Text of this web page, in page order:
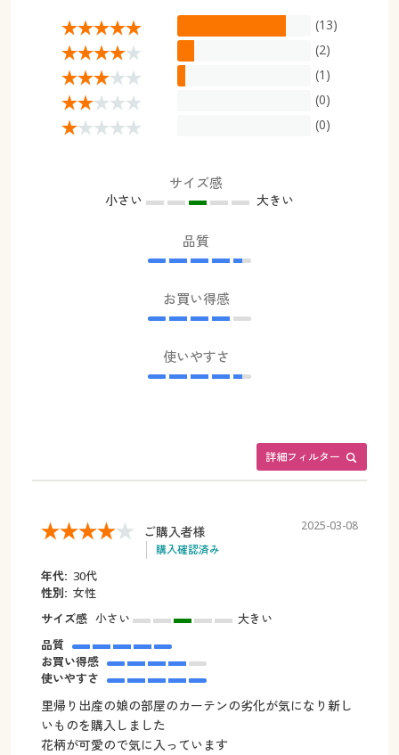
幅200×丈198(1枚物) ◎ 在庫あり
幅200×丈208(1枚物) ◎ 在庫あり
幅200×丈213(1枚物) ◎ 在庫あり
幅200×丈218(1枚物) ◎ 在庫あり
幅200×丈223(1枚物) ◎ 在庫あり
幅200×丈228(1枚物) ◎ 在庫あり
幅200×丈248(1枚物) ◎ 在庫あり
幅200×丈258(1枚物) ◎ 在庫あり
(13)
(2)
(1)
(0)
(0)
サイズ感
小さい 大きい
品質
お買い得感
使いやすさ
詳細フィルター
ご購入者様
購入確認済み
2025-03-08
年代: 30代
性別: 女性
サイズ感 小さい
大きい
品質
お買い得感
使いやすさ
里帰り出産の娘の部屋のカーテンの劣化が気になり新し
いものを購入しました
花柄が可愛ので気に入っています